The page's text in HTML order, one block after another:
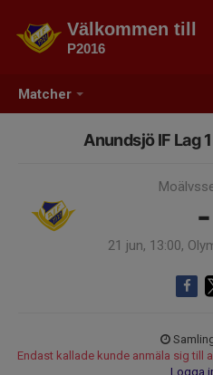
Matcher
Välkommen till
P2016
Anundsjö IF Lag
-
21 jun, 13:00,
Endast kallade kunde anmäla sig till
Logga